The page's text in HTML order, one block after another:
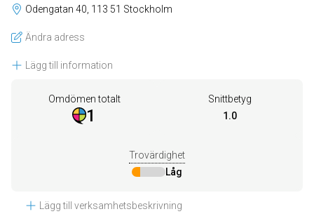
Odengatan 40, 113 51 Stockholm
Ändra adress
Lägg till information
Omdömen totalt
1
Snittbetyg
1.0
Trovärdighet
Låg
Lägg till verksamhetsbeskrivning